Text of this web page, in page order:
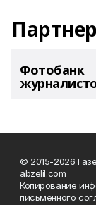
Фотобанк
© 2015-2026
abzelil.com
Копирование
письменного